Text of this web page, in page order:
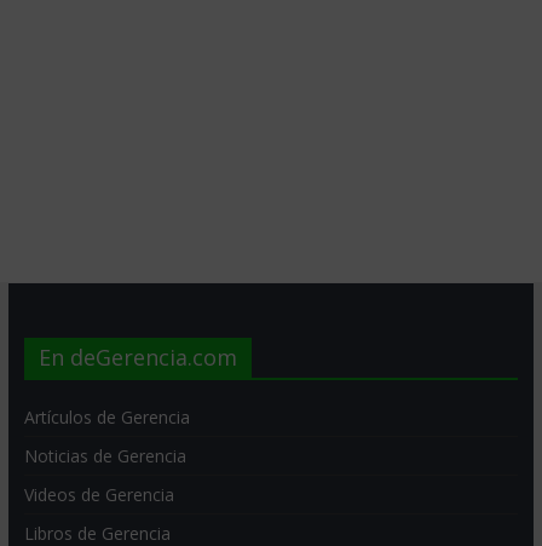
En deGerencia.com
Artículos de Gerencia
Noticias de Gerencia
Videos de Gerencia
Libros de Gerencia